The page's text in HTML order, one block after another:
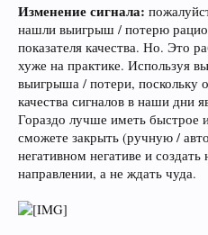
Изменение сигнала:
нашли выигрыш / потерю
показателя качества. Но. Это
хуже на практике. Используя
выигрыша / потери, поскольку
качества сигналов в наши дни
Гораздо лучше иметь быстрое
сможете закрыть (ручную /
негативном негативе и
направлении, а не ждать чуда.